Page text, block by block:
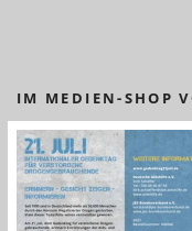
IM MEDIEN-SHOP